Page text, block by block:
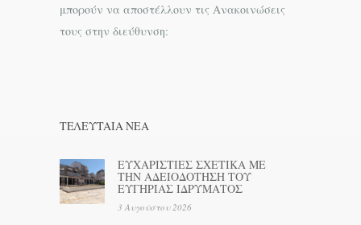
μπορούν να αποστέλλουν τις Ανακοινώσεις
τους στην διεύθυνση:
ΤΕΛΕΥΤΑΊΑ ΝΕΑ
ΕΥΧΑΡΙΣΤΙΕΣ ΣΧΕΤΙΚΑ ΜΕ
ΤΗΝ ΑΔΕΙΟΔΟΤΗΣΗ ΤΟΥ
ΕΥΓΗΡΙΑΣ ΙΔΡΥΜΑΤΟΣ
3 Αυγούστου 2026